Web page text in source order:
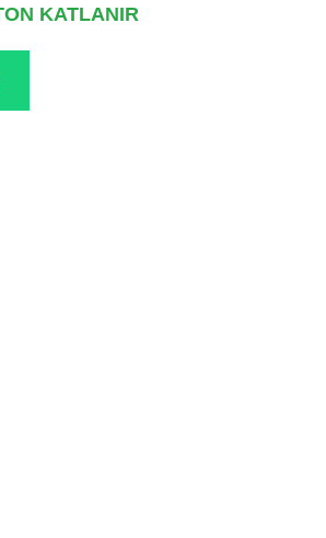
KATLANIR